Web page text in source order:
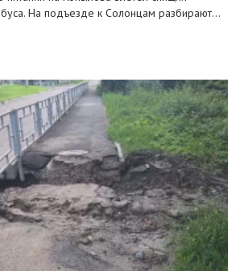
На подъезде к Солонцам разбирают…